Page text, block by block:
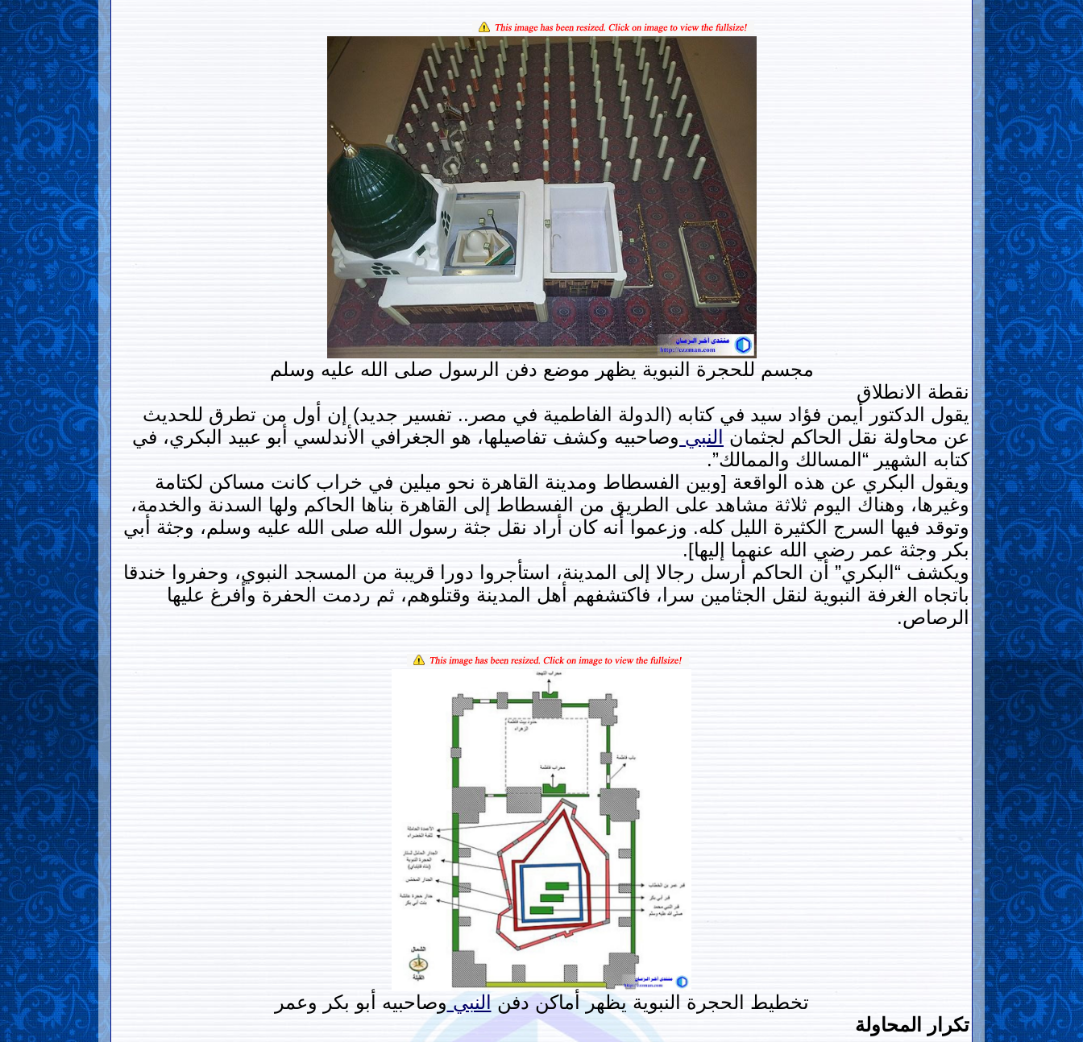
مجسم للحجرة النبوية يظهر موضع دفن الرسول صلى الله عليه وسلم
نقطة الانطلاق
يقول الدكتور أيمن فؤاد سيد في كتابه (الدولة الفاطمية في مصر.. تفسير جديد) إن أول من تطرق للحديث
عن محاولة نقل الحاكم لجثمان
النبي وصاحبيه وكشف تفاصيلها، هو الجغرافي الأندلسي أبو عبيد البكري، في
كتابه الشهير “المسالك والممالك”.
ويقول البكري عن هذه الواقعة [وبين الفسطاط ومدينة القاهرة نحو ميلين في خراب كانت مساكن لكتامة
وغيرها، وهناك اليوم ثلاثة مشاهد على الطريق من الفسطاط إلى القاهرة بناها الحاكم ولها السدنة والخدمة،
وتوقد فيها السرج الكثيرة الليل كله. وزعموا أنه كان أراد نقل جثة رسول الله صلى الله عليه وسلم، وجثة أبي
بكر وجثة عمر رضي الله عنهما إليها].
ويكشف “البكري” أن الحاكم أرسل رجالا إلى المدينة، استأجروا دورا قريبة من المسجد النبوي، وحفروا خندقا
باتجاه الغرفة النبوية لنقل الجثامين سرا، فاكتشفهم أهل المدينة وقتلوهم، ثم ردمت الحفرة وأفرغ عليها
الرصاص.
تخطيط الحجرة النبوية يظهر أماكن دفنالنبيوصاحبيه أبو بكر وعمر
تكرار المحاولة